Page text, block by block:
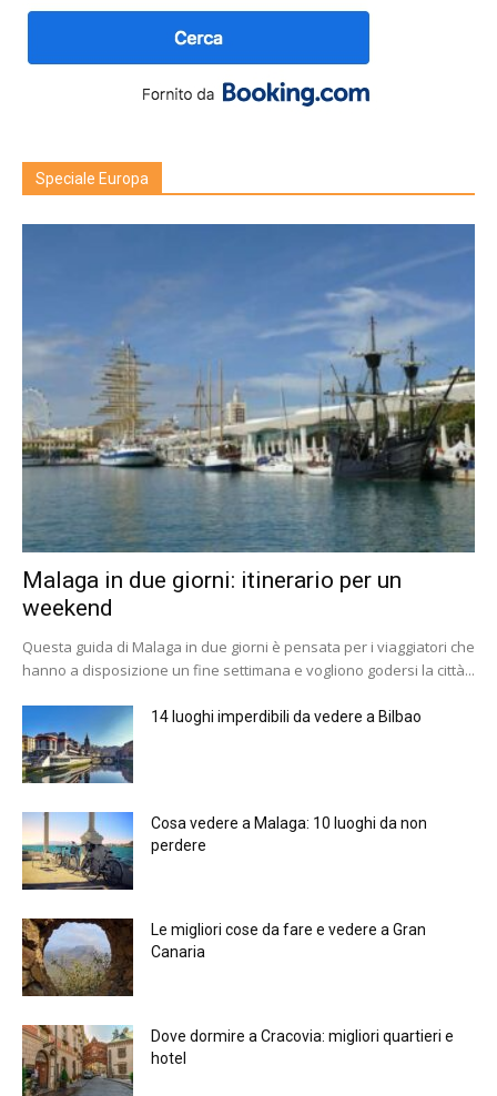
Speciale Europa
Malaga in due giorni: itinerario per un
weekend
Questa guida di Malaga in due giorni è pensata per i viaggiatori che
hanno a disposizione un fine settimana e vogliono godersi la città...
14 luoghi imperdibili da vedere a Bilbao
Cosa vedere a Malaga: 10 luoghi da non
perdere
Le migliori cose da fare e vedere a Gran
Canaria
Dove dormire a Cracovia: migliori quartieri e
hotel